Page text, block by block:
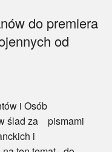
do premiera
od
i Osób
ślad za pismami
i